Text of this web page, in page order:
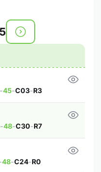
45-C03-R3
-48-C30-R7
48-C24-R0